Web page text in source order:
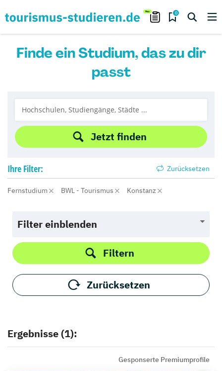
0
Finde ein Studium, das zu dir
passt
Jetzt finden
Ihre Filter: Zurücksetzen
Fernstudium BWL - Tourismus Konstanz
Filter einblenden
Filtern
Zurücksetzen
Ergebnisse (1):
Gesponserte Premiumprofile